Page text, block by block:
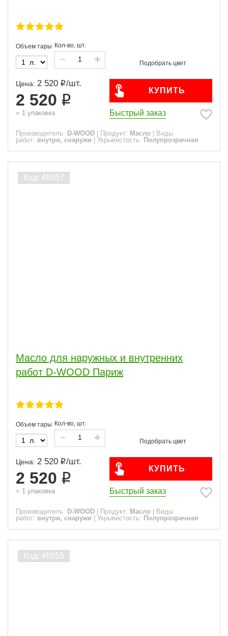
Объем тары Кол-во, шт.
Цена: 2 520 /шт.
2 520
= 1 упаковка
КУПИТЬ
Быстрый заказ
Производитель: D-WOOD Продукт: Масло
Виды
работ: внутри, снаружи Укрывистость: Полупрозрачная
Масло для наружных и внутренних
работ D-WOOD Париж
Объем тары Кол-во, шт.
Цена: 2 520 /шт.
2 520
= 1 упаковка
КУПИТЬ
Быстрый заказ
Производитель: D-WOOD Продукт: Масло
Виды
работ: внутри, снаружи Укрывистость: Полупрозрачная